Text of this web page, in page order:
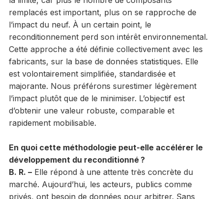
remplacés est important, plus on se rapproche de
l’impact du neuf. À un certain point, le
reconditionnement perd son intérêt environnemental.
Cette approche a été définie collectivement avec les
fabricants, sur la base de données statistiques. Elle
est volontairement simplifiée, standardisée et
majorante. Nous préférons surestimer légèrement
l’impact plutôt que de le minimiser. L’objectif est
d’obtenir une valeur robuste, comparable et
rapidement mobilisable.
En quoi cette méthodologie peut-elle accélérer le
développement du reconditionné ?
B. R. –Elle répond à une attente très concrète du
marché. Aujourd’hui, les acteurs, publics comme
privés, ont besoin de données pour arbitrer. Sans